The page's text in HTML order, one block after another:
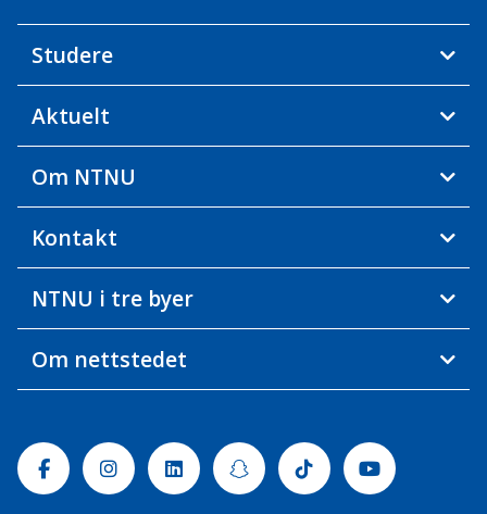
Studere
Aktuelt
Om NTNU
Kontakt
NTNU i tre byer
Om nettstedet
FacebookInstagramLinkedinSnapchatTiktok Youtube